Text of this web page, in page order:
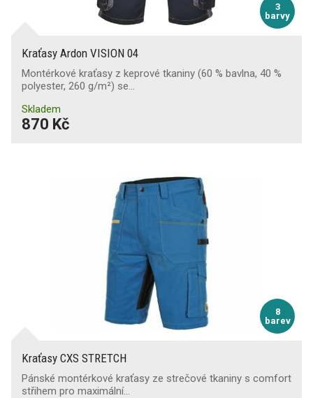
3
barvy
Kraťasy Ardon VISION 04
Montérkové kraťasy z keprové tkaniny (60 % bavlna, 40 %
polyester, 260 g/m²) se…
Skladem
870 Kč
8
barev
Kraťasy CXS STRETCH
Pánské montérkové kraťasy ze strečové tkaniny s comfort
střihem pro maximální…